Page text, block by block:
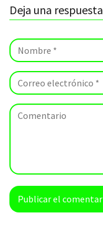
Deja una respuesta